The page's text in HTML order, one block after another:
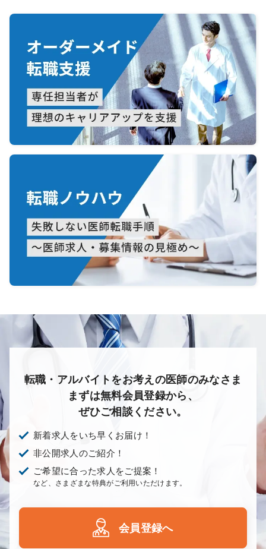
転職・アルバイトをお考えの医師のみなさま
まずは無料会員登録から、
ぜひご相談ください。
新着求人をいち早くお届け！
非公開求人のご紹介！
ご希望に合った求人をご提案！
など、さまざまな特典がご利用いただけます。
会員登録へ